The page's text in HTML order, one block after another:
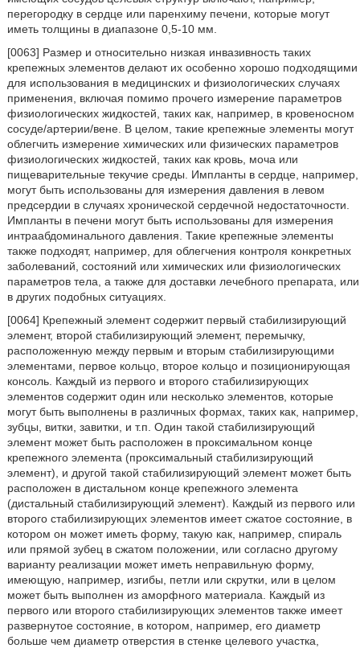
перегородку в сердце или паренхиму печени, которые могут
иметь толщины в диапазоне 0,5-10 мм.
[0063] Размер и относительно низкая инвазивность таких
крепежных элементов делают их особенно хорошо подходящими
для использования в медицинских и физиологических случаях
применения, включая помимо прочего измерение параметров
физиологических жидкостей, таких как, например, в кровеносном
сосуде/артерии/вене. В целом, такие крепежные элементы могут
облегчить измерение химических или физических параметров
физиологических жидкостей, таких как кровь, моча или
пищеварительные текучие среды. Импланты в сердце, например,
могут быть использованы для измерения давления в левом
предсердии в случаях хронической сердечной недостаточности.
Импланты в печени могут быть использованы для измерения
интраабдоминального давления. Такие крепежные элементы
также подходят, например, для облегчения контроля конкретных
заболеваний, состояний или химических или физиологических
параметров тела, а также для доставки лечебного препарата, или
в других подобных ситуациях.
[0064] Крепежный элемент содержит первый стабилизирующий
элемент, второй стабилизирующий элемент, перемычку,
расположенную между первым и вторым стабилизирующими
элементами, первое кольцо, второе кольцо и позиционирующая
консоль. Каждый из первого и второго стабилизирующих
элементов содержит один или несколько элементов, которые
могут быть выполнены в различных формах, таких как, например,
зубцы, витки, завитки, и т.п. Один такой стабилизирующий
элемент может быть расположен в проксимальном конце
крепежного элемента (проксимальный стабилизирующий
элемент), и другой такой стабилизирующий элемент может быть
расположен в дистальном конце крепежного элемента
(дистальный стабилизирующий элемент). Каждый из первого или
второго стабилизирующих элементов имеет сжатое состояние, в
котором он может иметь форму, такую как, например, спираль
или прямой зубец в сжатом положении, или согласно другому
варианту реализации может иметь неправильную форму,
имеющую, например, изгибы, петли или скрутки, или в целом
может быть выполнен из аморфного материала. Каждый из
первого или второго стабилизирующих элементов также имеет
развернутое состояние, в котором, например, его диаметр
больше чем диаметр отверстия в стенке целевого участка,